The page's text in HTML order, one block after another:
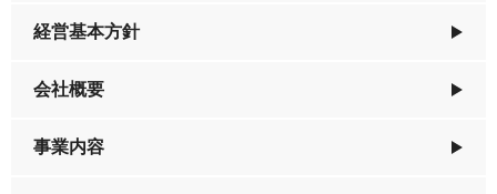
経営基本方針
会社概要
事業内容